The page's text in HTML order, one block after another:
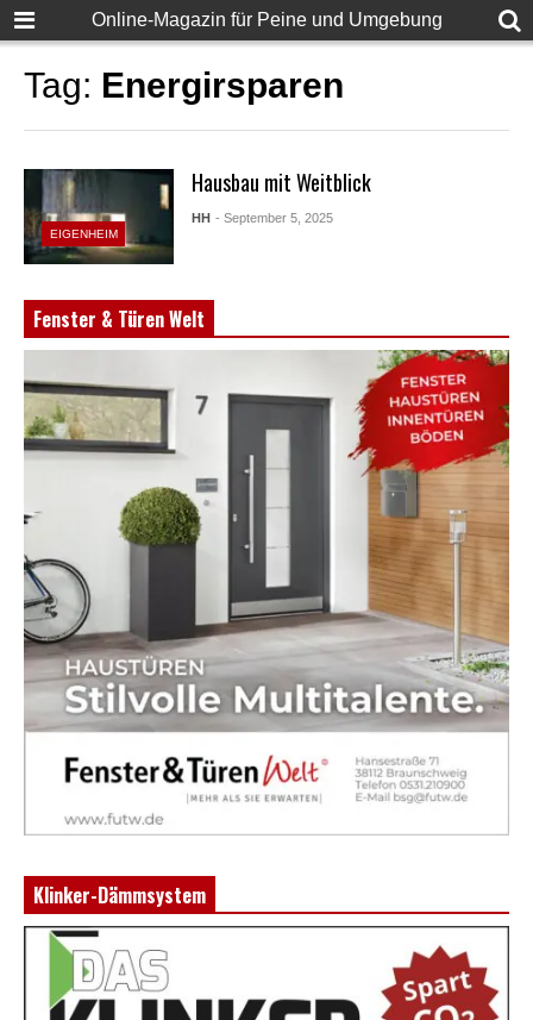
Online-Magazin für Peine und Umgebung
Tag: Energirsparen
EIGENHEIM
Hausbau mit Weitblick
HH - September 5, 2025
Fenster & Türen Welt
Klinker-Dämmsystem